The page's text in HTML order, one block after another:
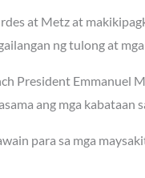
at Metz at
ng tulong at
President Emmanuel
ang mga kabataan
para sa mga